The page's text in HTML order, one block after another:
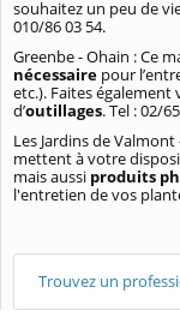
souhaitez un peu de
010/86 03 54.
Greenbe - Ohain : Ce
nécessaire pour
etc.). Faites
d’outillages. Tel : 02/
Les Jardins de
mettent à votre
mais aussi produits
l'entretien de vos
Trouvez un